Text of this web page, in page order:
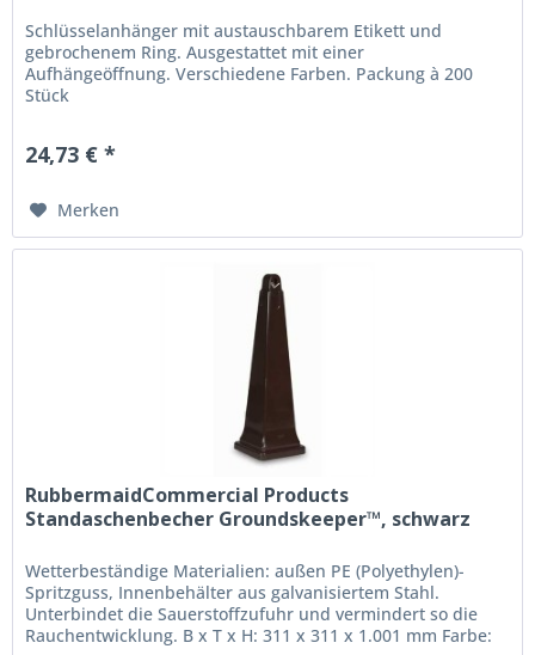
Schlüsselanhänger mit austauschbarem Etikett und
gebrochenem Ring. Ausgestattet mit einer
Aufhängeöffnung. Verschiedene Farben. Packung à 200
Stück
24,73 € *
Merken
RubbermaidCommercial Products
Standaschenbecher Groundskeeper™, schwarz
Wetterbeständige Materialien: außen PE (Polyethylen)-
Spritzguss, Innenbehälter aus galvanisiertem Stahl.
Unterbindet die Sauerstoffzufuhr und vermindert so die
Rauchentwicklung. B x T x H: 311 x 311 x 1.001 mm Farbe: